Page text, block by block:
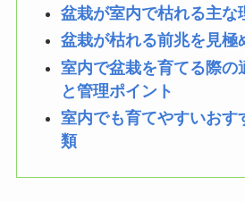
盆栽が室内で枯れる主な
盆栽が枯れる前兆を見極
室内で盆栽を育てる際の
と管理ポイント
室内でも育てやすいおす
類